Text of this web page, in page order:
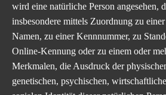
wird eine natürliche Person angesehen,
insbesondere mittels Zuordnung zu
Namen, zu einer Kennnummer, zu
Online-Kennung oder zu einem oder
Merkmalen, die Ausdruck der
genetischen, psychischen,